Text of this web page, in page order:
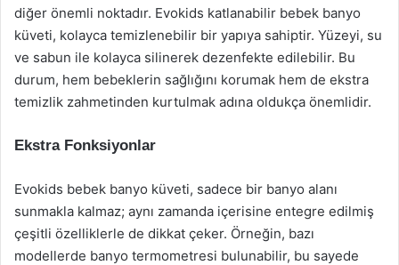
diğer önemli noktadır. Evokids katlanabilir bebek banyo
küveti, kolayca temizlenebilir bir yapıya sahiptir. Yüzeyi, su
ve sabun ile kolayca silinerek dezenfekte edilebilir. Bu
durum, hem bebeklerin sağlığını korumak hem de ekstra
temizlik zahmetinden kurtulmak adına oldukça önemlidir.
Ekstra Fonksiyonlar
Evokids bebek banyo küveti, sadece bir banyo alanı
sunmakla kalmaz; aynı zamanda içerisine entegre edilmiş
çeşitli özelliklerle de dikkat çeker. Örneğin, bazı
modellerde banyo termometresi bulunabilir, bu sayede